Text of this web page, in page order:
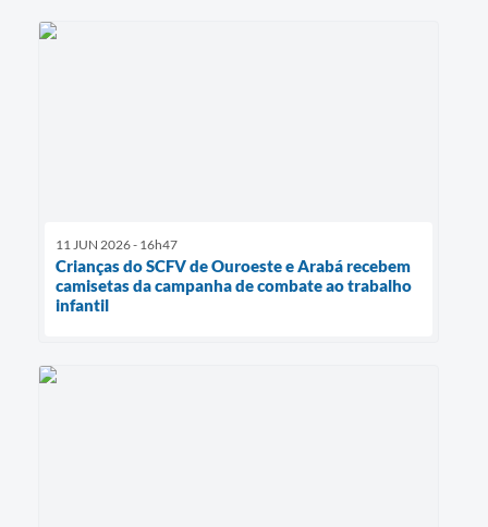
11 JUN 2026 - 16h47
Crianças do SCFV de Ouroeste e Arabá recebem
camisetas da campanha de combate ao trabalho
infantil